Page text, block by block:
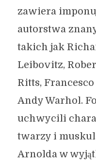
zawiera
autorstwa
takich jak
Leibovitz,
Ritts,
Andy Warhol.
uchwycili
twarzy i
Arnolda w